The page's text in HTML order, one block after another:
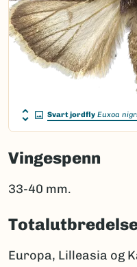
Svart jordfly Euxoa
Vingespenn
33-40 mm.
Europa, Lilleasia og